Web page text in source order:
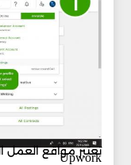
Upwork
تعتبر مواقع العمل